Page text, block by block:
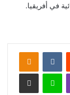
في أفريقيا.
لاين